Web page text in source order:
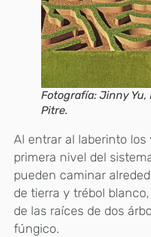
Fotografía: Jinny Yu,
Pitre.
Al entrar al laberinto
primera nivel del
pueden caminar
de tierra y trébol
de las raíces de dos
fúngico.